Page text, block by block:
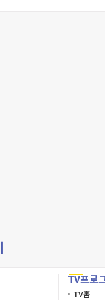
TV프로
TV홈